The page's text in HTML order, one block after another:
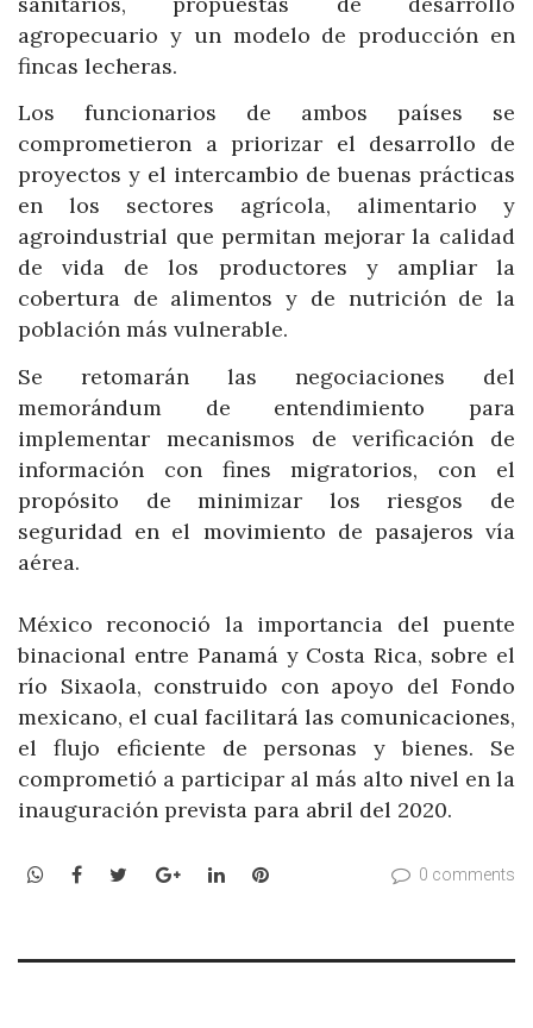
agropecuario y un modelo de producción en
fincas lecheras.
Los funcionarios de ambos países se
comprometieron a priorizar el desarrollo de
proyectos y el intercambio de buenas prácticas
en los sectores agrícola, alimentario y
agroindustrial que permitan mejorar la calidad
de vida de los productores y ampliar la
cobertura de alimentos y de nutrición de la
población más vulnerable.
Se retomarán las negociaciones del
memorándum de entendimiento para
implementar mecanismos de verificación de
información con fines migratorios, con el
propósito de minimizar los riesgos de
seguridad en el movimiento de pasajeros vía
aérea.
México reconoció la importancia del puente
binacional entre Panamá y Costa Rica, sobre el
río Sixaola, construido con apoyo del Fondo
mexicano, el cual facilitará las comunicaciones,
el flujo eficiente de personas y bienes. Se
comprometió a participar al más alto nivel en la
inauguración prevista para abril del 2020.
WhatsApp
Facebook
TwitterGoogle+LinkedInPinterest 0 comments